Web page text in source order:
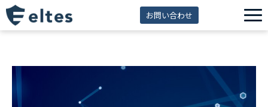
お問い合わせ
解決できる課題